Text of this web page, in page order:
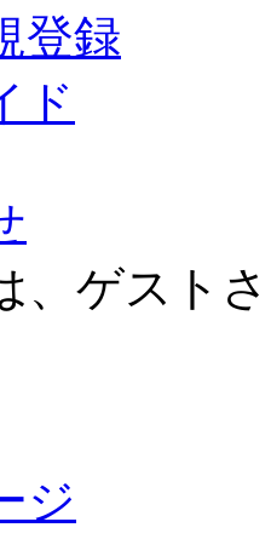
登録
ド
、ゲスト
ジ